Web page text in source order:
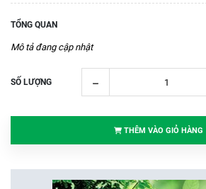
TỔNG QUAN
Mô tả đang cập nhật
SỐ LƯỢNG
THÊM VÀO GIỎ HÀNG